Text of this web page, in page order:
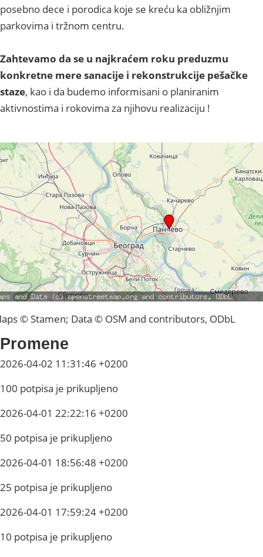
posebno dece i porodica koje se kreću ka obližnjim
parkovima i tržnom centru.
Zahtevamo da se u najkraćem roku preduzmu
konkretne mere sanacije i rekonstrukcije pešačke
staze, kao i da budemo informisani o planiranim
aktivnostima i rokovima za njihovu realizaciju !
© Stamen; Data © OSM and contributors, ODbL
Promene
2026-04-02 11:31:46 +0200
100 potpisa je prikupljeno
2026-04-01 22:22:16 +0200
50 potpisa je prikupljeno
2026-04-01 18:56:48 +0200
25 potpisa je prikupljeno
2026-04-01 17:59:24 +0200
10 potpisa je prikupljeno